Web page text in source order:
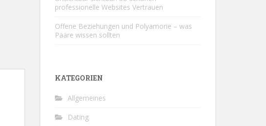
professionelle Websites Vertrauen
Offene Beziehungen und Polyamorie – was
Paare wissen sollten
KATEGORIEN
Allgemeines
Dating